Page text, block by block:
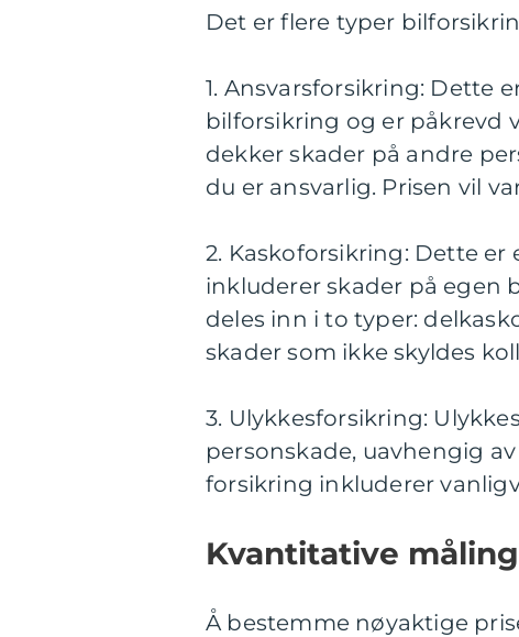
Det er flere typer
1. Ansvarsforsikring: Dette
bilforsikring og er påkrevd
dekker skader på andre
du er ansvarlig. Prisen vil
2. Kaskoforsikring: Dette
inkluderer skader på egen
deles inn i to typer:
skader som ikke skyldes
3. Ulykkesforsikring:
personskade, uavhengig
forsikring inkluderer
Kvantitative
Å bestemme nøyaktige